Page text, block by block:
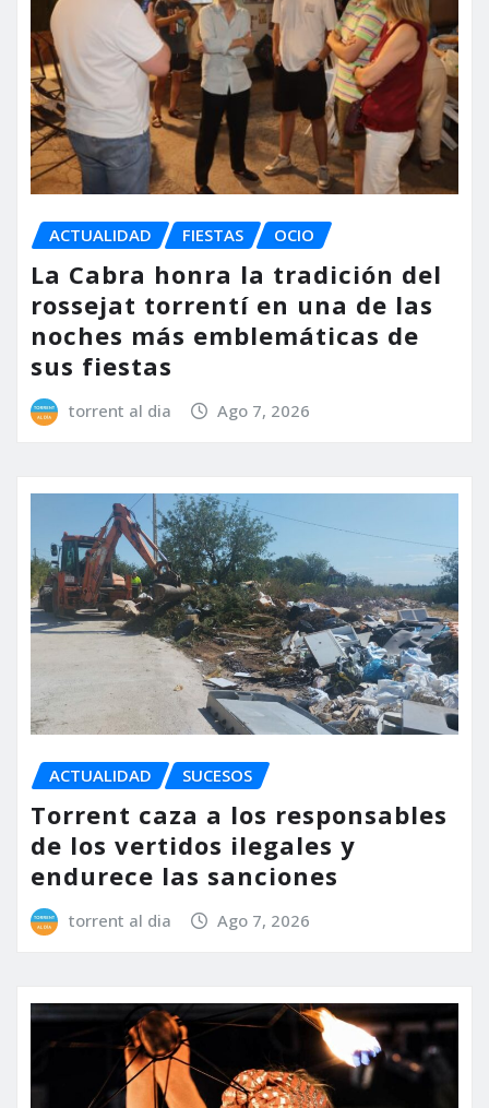
ACTUALIDAD FIESTAS OCIO
La Cabra honra la tradición del
rossejat torrentí en una de las
noches más emblemáticas de
sus fiestas
torrent al dia Ago 7, 2026
ACTUALIDAD SUCESOS
Torrent caza a los responsables
de los vertidos ilegales y
endurece las sanciones
torrent al dia Ago 7, 2026